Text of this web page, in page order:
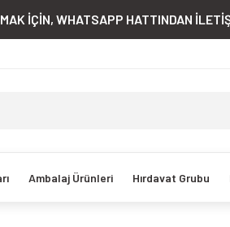
İÇİN, WHATSAPP HATTINDAN
Ambalaj Ürünleri Hırdavat Grubu